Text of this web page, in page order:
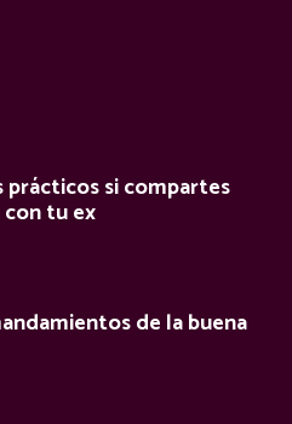
prácticos si compartes
tu ex
de la buena